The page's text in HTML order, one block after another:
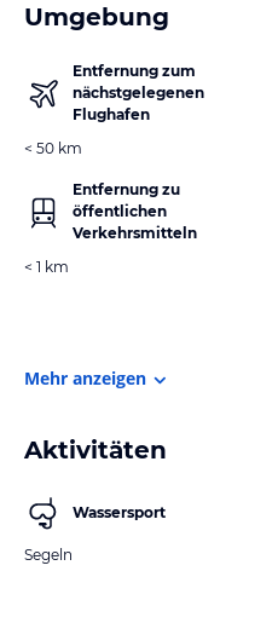
Umgebung
Entfernung zum
nächstgelegenen
Flughafen
< 50 km
Entfernung zu
öffentlichen
Verkehrsmitteln
< 1 km
Mehr anzeigen
Aktivitäten
Wassersport
Segeln